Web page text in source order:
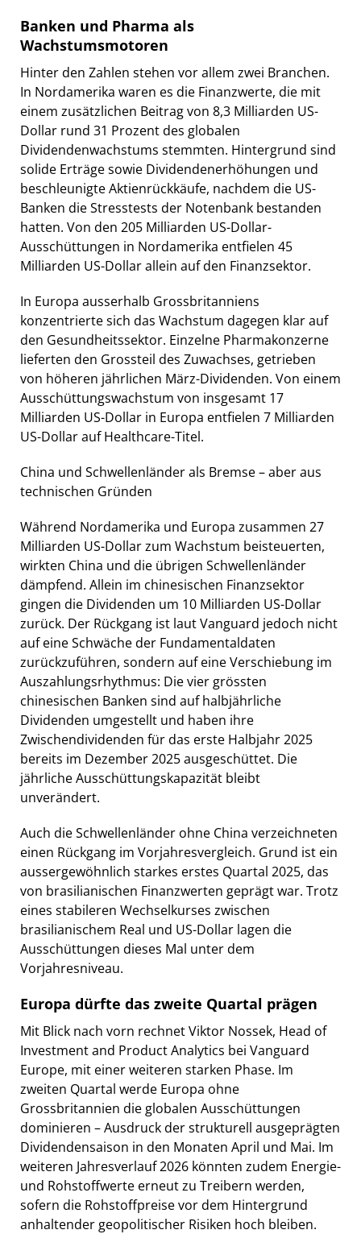
Banken und Pharma als
Wachstumsmotoren
Hinter den Zahlen stehen vor allem zwei Branchen.
In Nordamerika waren es die Finanzwerte, die mit
einem zusätzlichen Beitrag von 8,3 Milliarden US-
Dollar rund 31 Prozent des globalen
Dividendenwachstums stemmten. Hintergrund sind
solide Erträge sowie Dividendenerhöhungen und
beschleunigte Aktienrückkäufe, nachdem die US-
Banken die Stresstests der Notenbank bestanden
hatten. Von den 205 Milliarden US-Dollar-
Ausschüttungen in Nordamerika entfielen 45
Milliarden US-Dollar allein auf den Finanzsektor.
In Europa ausserhalb Grossbritanniens
konzentrierte sich das Wachstum dagegen klar auf
den Gesundheitssektor. Einzelne Pharmakonzerne
lieferten den Grossteil des Zuwachses, getrieben
von höheren jährlichen März-Dividenden. Von einem
Ausschüttungswachstum von insgesamt 17
Milliarden US-Dollar in Europa entfielen 7 Milliarden
US-Dollar auf Healthcare-Titel.
China und Schwellenländer als Bremse – aber aus
technischen Gründen
Während Nordamerika und Europa zusammen 27
Milliarden US-Dollar zum Wachstum beisteuerten,
wirkten China und die übrigen Schwellenländer
dämpfend. Allein im chinesischen Finanzsektor
gingen die Dividenden um 10 Milliarden US-Dollar
zurück. Der Rückgang ist laut Vanguard jedoch nicht
auf eine Schwäche der Fundamentaldaten
zurückzuführen, sondern auf eine Verschiebung im
Auszahlungsrhythmus: Die vier grössten
chinesischen Banken sind auf halbjährliche
Dividenden umgestellt und haben ihre
Zwischendividenden für das erste Halbjahr 2025
bereits im Dezember 2025 ausgeschüttet. Die
jährliche Ausschüttungskapazität bleibt
unverändert.
Auch die Schwellenländer ohne China verzeichneten
einen Rückgang im Vorjahresvergleich. Grund ist ein
aussergewöhnlich starkes erstes Quartal 2025, das
von brasilianischen Finanzwerten geprägt war. Trotz
eines stabileren Wechselkurses zwischen
brasilianischem Real und US-Dollar lagen die
Ausschüttungen dieses Mal unter dem
Vorjahresniveau.
Europa dürfte das zweite Quartal prägen
Mit Blick nach vorn rechnet Viktor Nossek, Head of
Investment and Product Analytics bei Vanguard
Europe, mit einer weiteren starken Phase. Im
zweiten Quartal werde Europa ohne
Grossbritannien die globalen Ausschüttungen
dominieren – Ausdruck der strukturell ausgeprägten
Dividendensaison in den Monaten April und Mai. Im
weiteren Jahresverlauf 2026 könnten zudem Energie-
und Rohstoffwerte erneut zu Treibern werden,
sofern die Rohstoffpreise vor dem Hintergrund
anhaltender geopolitischer Risiken hoch bleiben.